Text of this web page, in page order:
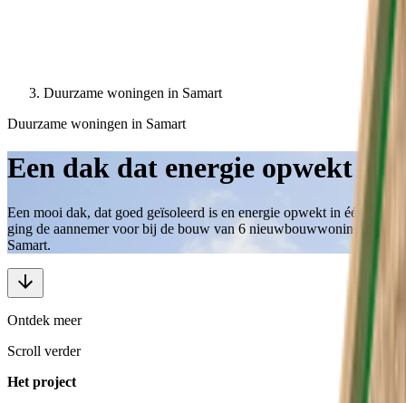
Duurzame woningen in Samart
Duurzame woningen in Samart
Een dak dat energie opwekt
Een mooi dak, dat goed geïsoleerd is en energie opwekt in één; daar
ging de aannemer voor bij de bouw van 6 nieuwbouwwoningen in
Samart.
Ontdek meer
Scroll verder
Het project